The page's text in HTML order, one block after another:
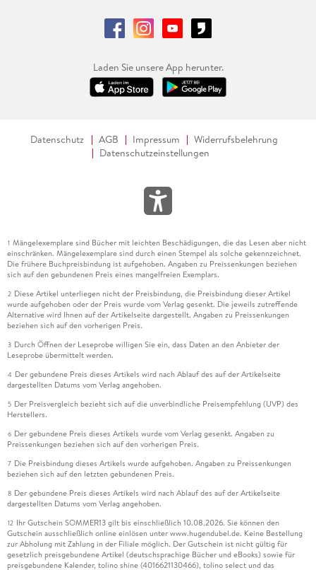
Laden Sie unsere App herunter.
Datenschutz AGB Impressum
Widerrufsbelehrung
Datenschutzeinstellungen
1 Mängelexemplare sind Bücher mit leichten Beschädigungen, die das Lesen aber nicht
einschränken. Mängelexemplare sind durch einen Stempel als solche gekennzeichnet.
Die frühere Buchpreisbindung ist aufgehoben. Angaben zu Preissenkungen beziehen
sich auf den gebundenen Preis eines mangelfreien Exemplars.
2 Diese Artikel unterliegen nicht der Preisbindung, die Preisbindung dieser Artikel
wurde aufgehoben oder der Preis wurde vom Verlag gesenkt. Die jeweils zutreffende
Alternative wird Ihnen auf der Artikelseite dargestellt. Angaben zu Preissenkungen
beziehen sich auf den vorherigen Preis.
3 Durch Öffnen der Leseprobe willigen Sie ein, dass Daten an den Anbieter der
Leseprobe übermittelt werden.
4 Der gebundene Preis dieses Artikels wird nach Ablauf des auf der Artikelseite
dargestellten Datums vom Verlag angehoben.
5 Der Preisvergleich bezieht sich auf die unverbindliche Preisempfehlung (UVP) des
Herstellers.
6 Der gebundene Preis dieses Artikels wurde vom Verlag gesenkt. Angaben zu
Preissenkungen beziehen sich auf den vorherigen Preis.
7 Die Preisbindung dieses Artikels wurde aufgehoben. Angaben zu Preissenkungen
beziehen sich auf den letzten gebundenen Preis.
8 Der gebundene Preis dieses Artikels wird nach Ablauf des auf der Artikelseite
dargestellten Datums vom Verlag angehoben.
12 Ihr Gutschein SOMMER13 gilt bis einschließlich 10.08.2026. Sie können den
Gutschein ausschließlich online einlösen unter www.hugendubel.de. Keine Bestellung
zur Abholung mit Zahlung in der Filiale möglich. Der Gutschein ist nicht gültig für
gesetzlich preisgebundene Artikel (deutschsprachige Bücher und eBooks) sowie für
preisgebundene Kalender, tolino shine (4016621130466), tolino select und das